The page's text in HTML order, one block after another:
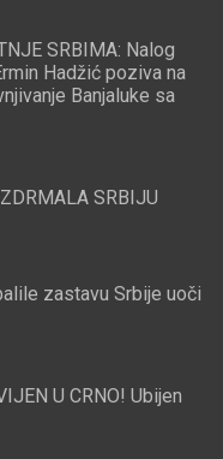
SRBIMA: Nalog
Hadžić poziva na
Banjaluke sa
SRBIJU
zastavu Srbije uoči
U CRNO! Ubijen